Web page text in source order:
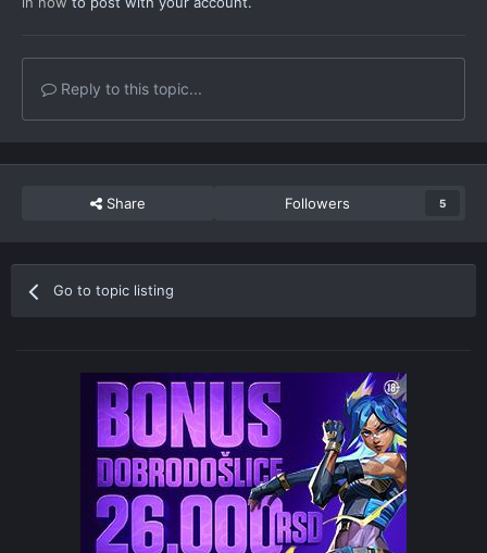
Reply to this topic...
Share Followers 5
Go to topic listing